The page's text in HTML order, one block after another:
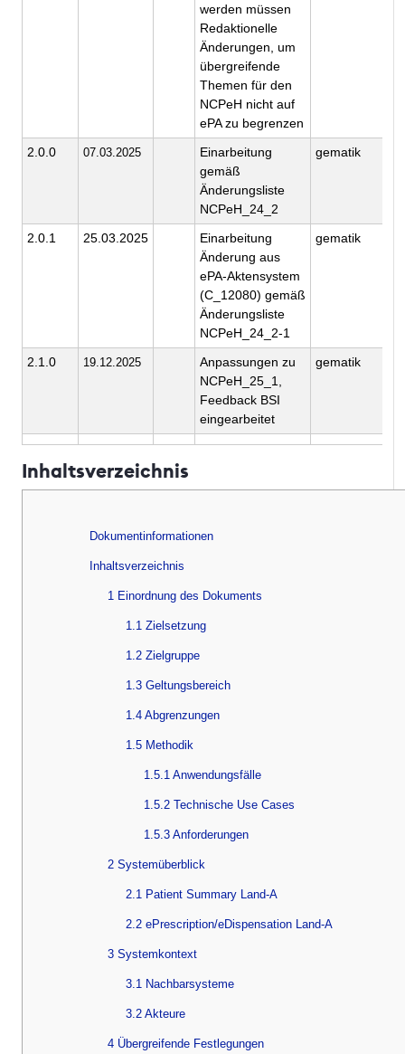
werden müssen
Redaktionelle
Änderungen, um
übergreifende
Themen für den
NCPeH nicht auf
ePA zu begrenzen
2.0.0 07.03.2025
Einarbeitung
gemäß
Änderungsliste
NCPeH_24_2
gematik
2.0.1 25.03.2025
Einarbeitung
Änderung aus
ePA-Aktensystem
(C_12080) gemäß
Änderungsliste
NCPeH_24_2-1
gematik
2.1.0 19.12.2025
Anpassungen zu
NCPeH_25_1,
Feedback BSI
eingearbeitet
gematik
Inhaltsverzeichnis
Dokumentinformationen
Inhaltsverzeichnis
1 Einordnung des Dokuments
1.1 Zielsetzung
1.2 Zielgruppe
1.3 Geltungsbereich
1.4 Abgrenzungen
1.5 Methodik
1.5.1 Anwendungsfälle
1.5.2 Technische Use Cases
1.5.3 Anforderungen
2 Systemüberblick
2.1 Patient Summary Land-A
2.2 ePrescription/eDispensation Land-A
3 Systemkontext
3.1 Nachbarsysteme
3.2 Akteure
4 Übergreifende Festlegungen